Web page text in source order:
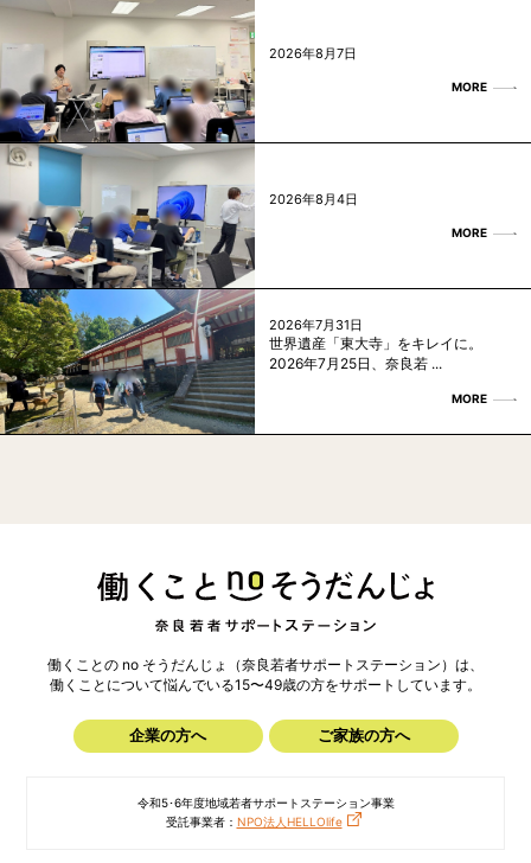
2026年8月7日
MORE
2026年8月4日
MORE
2026年7月31日
世界遺産「東大寺」をキレイに。
2026年7月25日、奈良若 ...
MORE
働くことの no そうだんじょ（奈良若者サポートステーション）は、
働くことについて悩んでいる15〜49歳の方をサポートしています。
企業の方へ ご家族の方へ
令和5･6年度地域若者サポートステーション事業
受託事業者： NPO法人HELLOlife